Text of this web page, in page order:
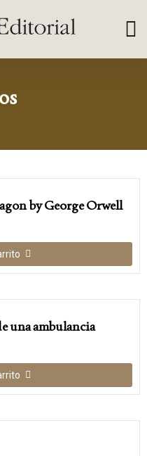
by George Orwell
una ambulancia